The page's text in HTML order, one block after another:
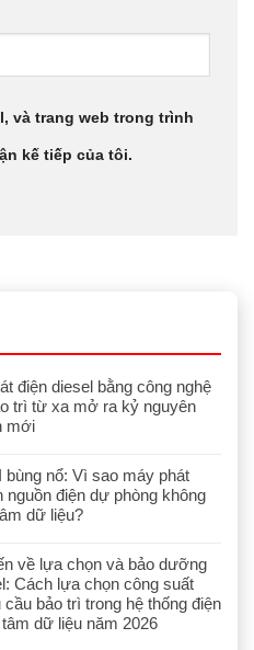
và trang web trong trình
kế tiếp của tôi.
điện diesel bằng công nghệ
trì từ xa mở ra kỷ nguyên
mới
bùng nổ: Vì sao máy phát
nguồn điện dự phòng không
dữ liệu?
về lựa chọn và bảo dưỡng
Cách lựa chọn công suất
bảo trì trong hệ thống điện
dữ liệu năm 2026